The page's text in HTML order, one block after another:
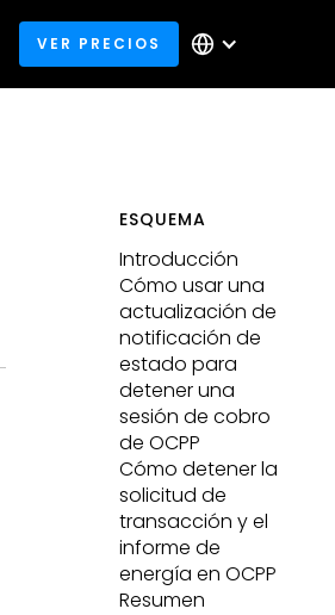
VER PRECIOS
ESQUEMA
Introducción
Cómo usar una
actualización de
notificación de
estado para
detener una
sesión de cobro
de OCPP
Cómo detener la
solicitud de
transacción y el
informe de
energía en OCPP
Resumen